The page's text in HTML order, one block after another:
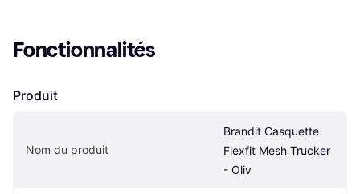
Fonctionnalités
Produit
Nom du produit
Brandit Casquette
Flexfit Mesh Trucker
- Oliv